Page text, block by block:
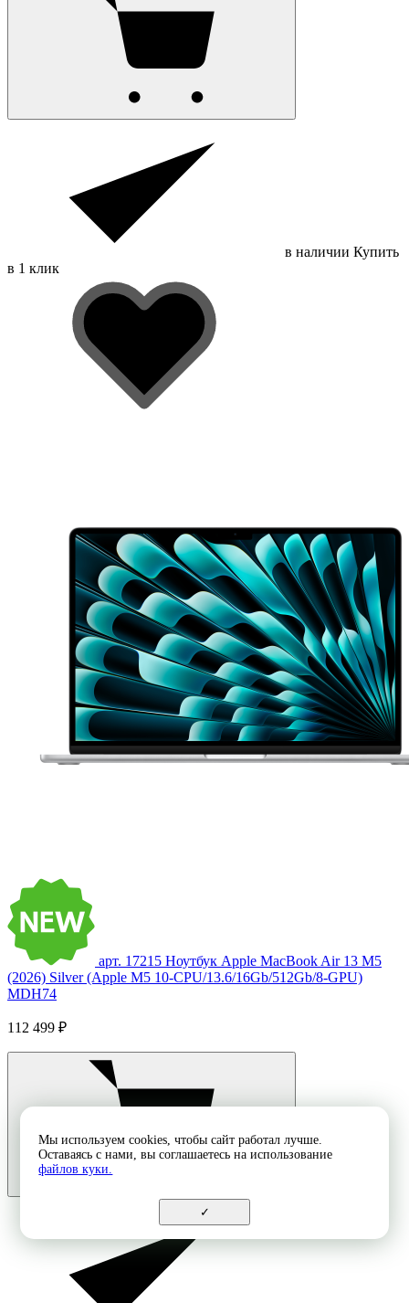
в наличии Купить
в 1 клик
арт. 17215 Ноутбук Apple MacBook Air 13 M5
(2026) Silver (Apple M5 10-CPU/13.6/16Gb/512Gb/8-GPU)
MDH74
112 499 ₽
Мы используем cookies, чтобы сайт работал лучше.
Оставаясь с нами, вы соглашаетесь на использование
файлов куки.
✓